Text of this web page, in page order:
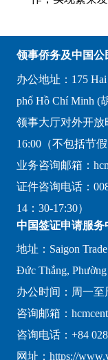
领事侨务及中国公
办公地址：175 Hai
phố Hồ Chí Minh (
领事大厅对外开放
16:00（不包括节假
业务咨询邮箱：
证件咨询电话：
14：30-17:30）
中国签证申请服务
地址：Saigon
Đức Thắng,
办公时间：周一至
咨询邮箱：
咨询电话：+84
网址：https://